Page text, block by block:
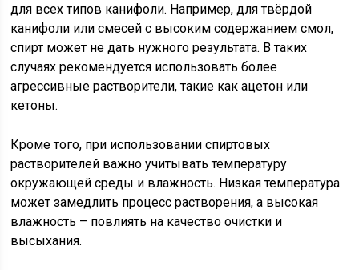
для всех типов канифоли. Например, для твёрдой
канифоли или смесей с высоким содержанием смол,
спирт может не дать нужного результата. В таких
случаях рекомендуется использовать более
агрессивные растворители, такие как ацетон или
кетоны.
Кроме того, при использовании спиртовых
растворителей важно учитывать температуру
окружающей среды и влажность. Низкая температура
может замедлить процесс растворения, а высокая
влажность – повлиять на качество очистки и
высыхания.